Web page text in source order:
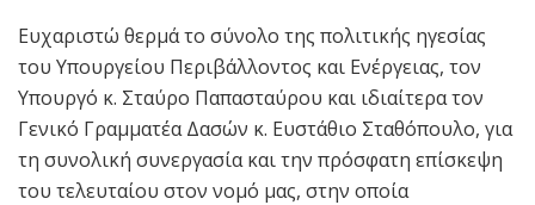
Ευχαριστώ θερμά το σύνολο της πολιτικής ηγεσίας
του Υπουργείου Περιβάλλοντος και Ενέργειας, τον
Υπουργό κ. Σταύρο Παπασταύρου και ιδιαίτερα τον
Γενικό Γραμματέα Δασών κ. Ευστάθιο Σταθόπουλο, για
τη συνολική συνεργασία και την πρόσφατη επίσκεψη
του τελευταίου στον νομό μας, στην οποία